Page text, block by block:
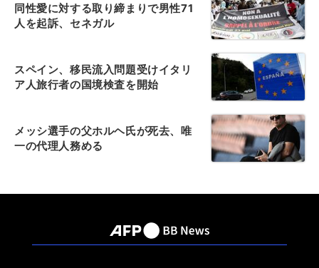
同性愛に対する取り締まりで男性71
人を起訴、セネガル
スペイン、移民流入問題受けイタリ
ア人旅行者の国境検査を開始
メッシ選手の父ホルヘ氏が死去、唯
一の代理人務める